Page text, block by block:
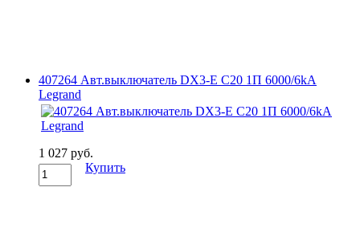
407264 Авт.выключатель DX3-E C20 1П 6000/6kA
Legrand
1 027 руб.
Купить